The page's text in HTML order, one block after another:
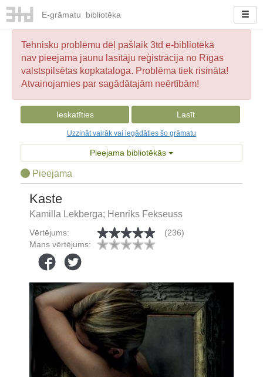
E-grāmatu bibliotēka
Tehnisku problēmu dēļ pašlaik 3td e-bibliotēkā
nav pieejama jaunu lasītāju reģistrācija no Rīgas
valstspilsētas kopkataloga. Problēma tiek risināta!
Atvainojamies par sagādātajām neērtībām!
Ieskatīties Lasīt
Uzzināt vairāk vai iegādāties šo grāmatu
Pieejama bibliotēkās
Pieejama
Kaste
Kamilla Lekberga; Henriks Fekseuss
Vērtējums:
(236)
Mans vērtējums: